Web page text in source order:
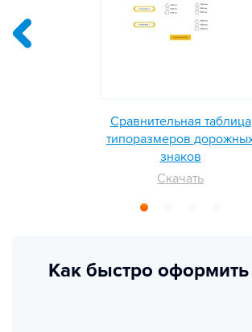
Сравнительная таблица
типоразмеров
знаков
Скачать
Как быстро оформить